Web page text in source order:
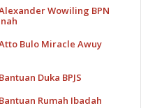
Wowiling BPN
Bulo Miracle Awuy
Duka BPJS
Rumah Ibadah